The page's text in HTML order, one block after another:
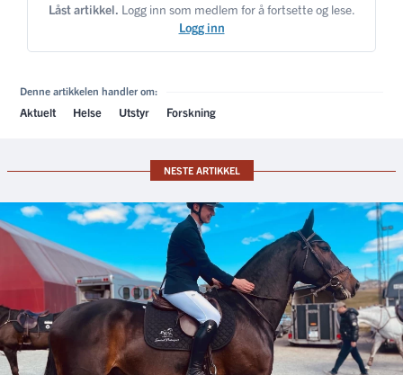
Låst artikkel. Logg inn som medlem for å fortsette og lese.
Logg inn
Denne artikkelen handler om:
Aktuelt Helse Utstyr Forskning
NESTE ARTIKKEL